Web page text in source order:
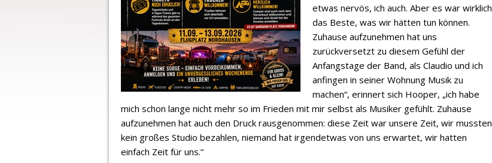
etwas nervös, ich auch. Aber es war wirklich
das Beste, was wir hätten tun können.
Zuhause aufzunehmen hat uns
zurückversetzt zu diesem Gefühl der
Anfangstage der Band, als Claudio und ich
anfingen in seiner Wohnung Musik zu
machen“, erinnert sich Hooper, „ich habe
mich schon lange nicht mehr so im Frieden mit mir selbst als Musiker gefühlt. Zuhause
aufzunehmen hat auch den Druck rausgenommen: diese Zeit war unsere Zeit, wir mussten
kein großes Studio bezahlen, niemand hat irgendetwas von uns erwartet, wir hatten
einfach Zeit für uns.“